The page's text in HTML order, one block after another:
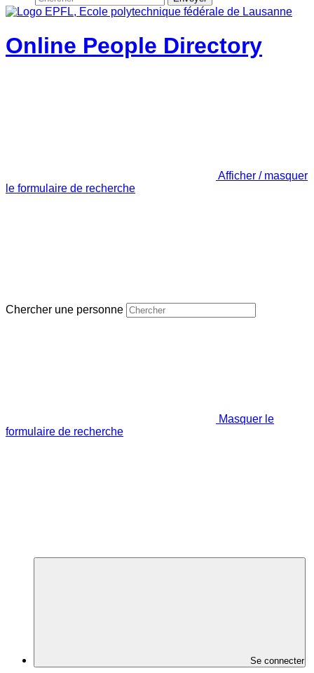
Online People Directory
Afficher / masquer
le formulaire de recherche
Chercher une personne
Masquer le
formulaire de recherche
Se connecter